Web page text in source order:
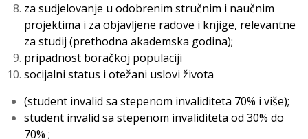
za sudjelovanje u odobrenim stručnim i naučnim
projektima i za objavljene radove i knjige, relevantne
za studij (prethodna akademska godina);
pripadnost boračkoj populaciji
socijalni status i otežani uslovi života
(student invalid sa stepenom invaliditeta 70% i više);
student invalid sa stepenom invaliditeta od 30% do
70% ;